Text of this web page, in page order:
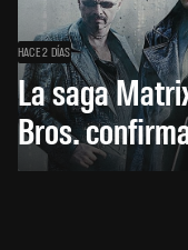
HACE 2 DÍAS
La saga
Bros.